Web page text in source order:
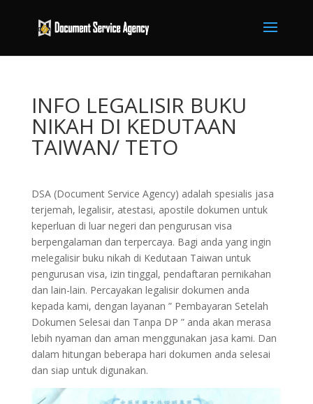
INFO LEGALISIR BUKU
NIKAH DI KEDUTAAN
TAIWAN/ TETO
DSA (Document Service Agency) adalah spesialis jasa
terjemah, legalisir, atestasi, apostile dokumen untuk
keperluan di luar negeri dan pengurusan visa
berpengalaman dan terpercaya. Bagi anda yang ingin
melegalisir buku nikah di Kedutaan Taiwan untuk
pengurusan visa, izin tinggal, pendaftaran pernikahan
dan lain-lain. Percayakan legalisir dokumen anda
kepada kami, dengan layanan ” Pembayaran Setelah
Dokumen Selesai dan Tanpa DP ” anda akan merasa
lebih nyaman dan aman menggunakan jasa kami. Dan
dalam hitungan beberapa hari dokumen anda selesai
dan siap untuk digunakan.